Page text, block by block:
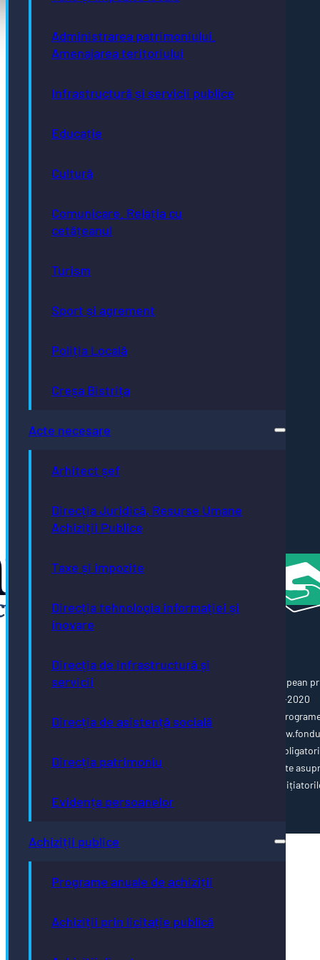
Administrarea patrimoniului.
Amenajarea teritoriului
Infrastructură și servicii publice
Educație
Cultură
Comunicare. Relația cu
cetățeanul
Turism
Sport și agrement
Poliția Locală
Creșa Bistrița
Acte necesare
Arhitect șef
Direcția Juridică, Resurse Umane
Achiziții Publice
Taxe și impozite
Direcția tehnologia informației și
inovare
Direcția de infrastructură și
servicii
Direcția de asistență socială
Direcția patrimoniu
Evidența persoanelor
Achiziții publice
Programe anuale de achiziții
Achiziții prin licitație publică
Piaţa Centrală nr.6 Bistriţa, 420040
primaria@municipiulbistrita.ro
0263-224706; 0263-223923;
0263-224508
Taxe și impozite
e-consultare.gov.ro
Europene
Autism
Bistrița
- oraș
climatic
Bistrița
UNESCO
România
Această pagină web este cofinanțată din Fondul Social European
Programul Operațional Capacitate Administrativă 2014-2020
www.poca.ro Pentru informații detaliate despre celelalte
cofinanțate de Uniunea Europeană, vă invităm să vizitați
ue.ro Conținutul acestei pagini web nu reprezintă în mod
poziția oficială a Uniunii Europene. Întreaga responsabilitate
corectitudinii și coerenței informațiilor prezentate revine
paginii web.